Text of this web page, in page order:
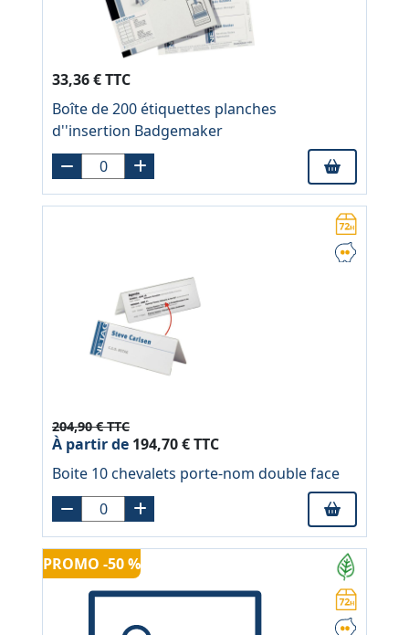
33,36 € TTC
Boîte de 200 étiquettes planches
d''insertion Badgemaker
204,90 € TTC
À partir de 194,70 € TTC
Boite 10 chevalets porte-nom double face
PROMO -50 %